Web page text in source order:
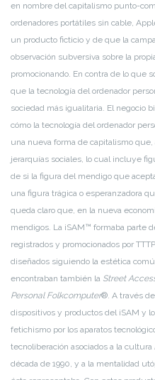
en nombre del capitalismo punto-
ordenadores portátiles sin cable,
un producto ficticio y de que la
observación subversiva sobre la
promocionando. En contra de lo que
que la tecnología del ordenador
sociedad más igualitaria. El negocio
cómo la tecnología del ordenador
una nueva forma de capitalismo
jerarquías sociales, lo cual incluye
de si la figura del mendigo que
una figura trágica o esperanzadora
queda claro que, en la nueva
mendigos. La iSAM™ formaba parte
registrados y promocionados por
diseñados siguiendo la estética
encontraban también la Street
Personal Folkcomputer®. A través
dispositivos y productos del iSAM y
fetichismo por los aparatos
tecnoliberación asociados a la
década de 1990, y a la mentalidad